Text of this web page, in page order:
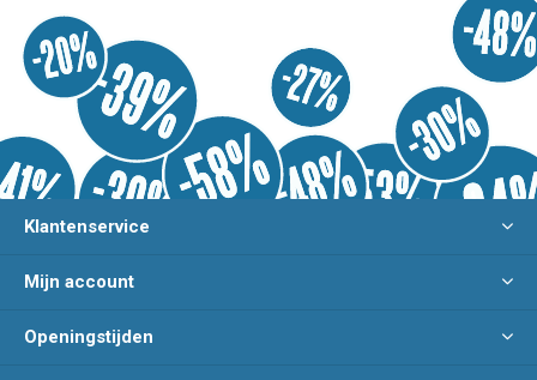
Klantenservice
Mijn account
Openingstijden